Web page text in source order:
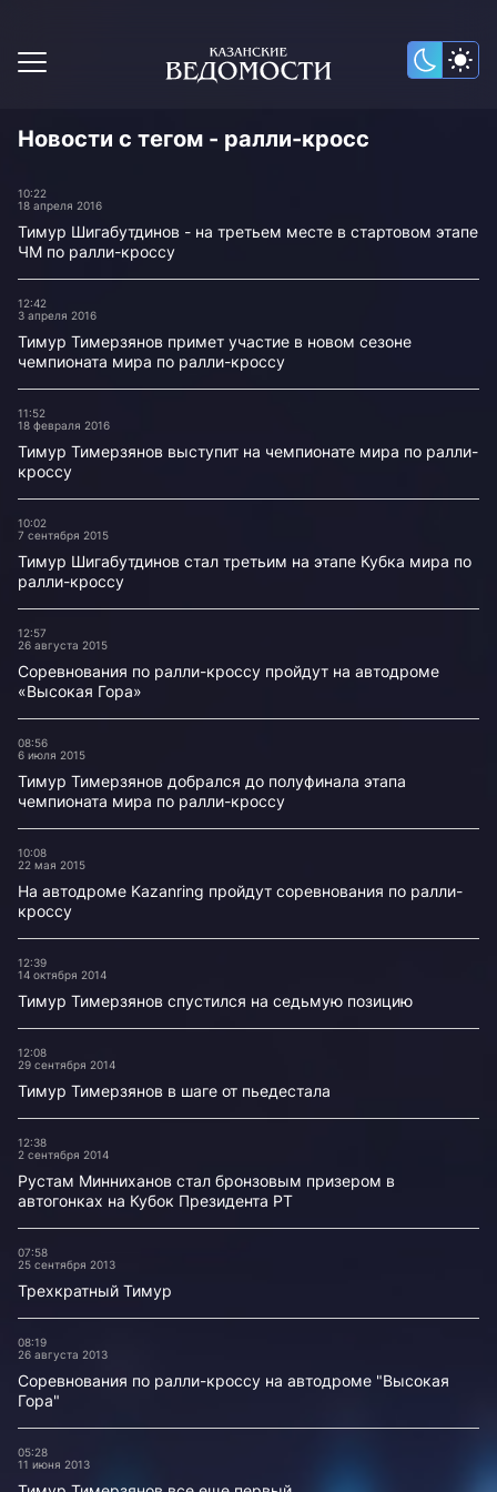
Новости с тегом - ралли-кросс
10:22
18 апреля 2016
Тимур Шигабутдинов - на третьем месте в стартовом этапе
ЧМ по ралли-кроссу
12:42
3 апреля 2016
Тимур Тимерзянов примет участие в новом сезоне
чемпионата мира по ралли-кроссу
11:52
18 февраля 2016
Тимур Тимерзянов выступит на чемпионате мира по ралли-
кроссу
10:02
7 сентября 2015
Тимур Шигабутдинов стал третьим на этапе Кубка мира по
ралли-кроссу
12:57
26 августа 2015
Соревнования по ралли-кроссу пройдут на автодроме
«Высокая Гора»
08:56
6 июля 2015
Тимур Тимерзянов добрался до полуфинала этапа
чемпионата мира по ралли-кроссу
10:08
22 мая 2015
На автодроме Kazanring пройдут соревнования по ралли-
кроссу
12:39
14 октября 2014
Тимур Тимерзянов спустился на седьмую позицию
12:08
29 сентября 2014
Тимур Тимерзянов в шаге от пьедестала
12:38
2 сентября 2014
Рустам Минниханов стал бронзовым призером в
автогонках на Кубок Президента РТ
07:58
25 сентября 2013
Трехкратный Тимур
08:19
26 августа 2013
Соревнования по ралли-кроссу на автодроме "Высокая
Гора"
05:28
11 июня 2013